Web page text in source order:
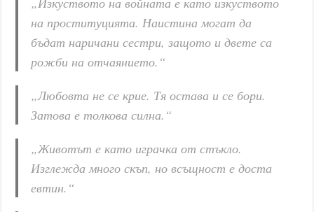
на проституцията. Наистина могат да
бъдат наричани сестри, защото и двете са
рожби на отчаянието.“
„Любовта не се крие. Тя остава и се бори.
Затова е толкова силна.“
„Животът е като играчка от стъкло.
Изглежда много скъп, но всъщност е доста
евтин.“